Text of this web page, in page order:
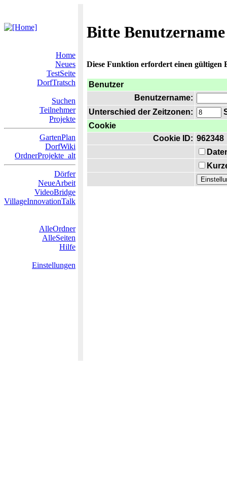
Bitte
Home
Neues
TestSeite
DorfTratsch
Suchen
Teilnehmer
Projekte
GartenPlan
DorfWiki
OrdnerProjekte_alt
Dörfer
NeueArbeit
VideoBridge
VillageInnovationTalk
AlleOrdner
AlleSeiten
Hilfe
Einstellungen
Diese Funktion erfordert einen gültigen
Benutzer
Benutzername:
Unterschied der Zeitzonen:
Cookie
Cookie ID: 962348